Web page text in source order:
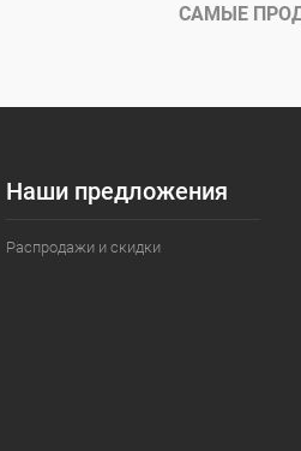
САМЫЕ
Наши предложения
Распродажи и скидки